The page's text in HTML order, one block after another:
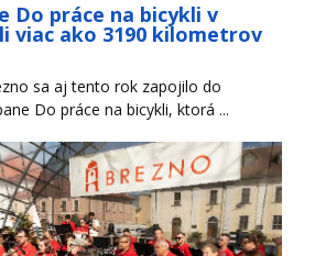
Do práce na bicykli v
viac ako 3190 kilometrov
sa aj tento rok zapojilo do
Do práce na bicykli, ktorá ...